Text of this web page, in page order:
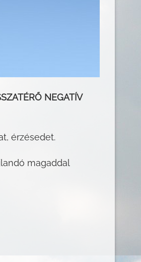
NEGATÍV
érzésedet.
magaddal